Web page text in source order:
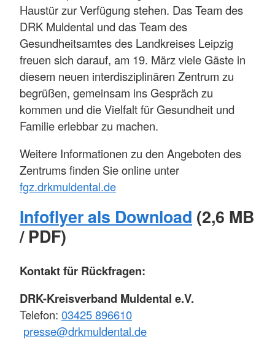
Haustür zur Verfügung stehen. Das Team des
DRK Muldental und das Team des
Gesundheitsamtes des Landkreises Leipzig
freuen sich darauf, am 19. März viele Gäste in
diesem neuen interdisziplinären Zentrum zu
begrüßen, gemeinsam ins Gespräch zu
kommen und die Vielfalt für Gesundheit und
Familie erlebbar zu machen.
Weitere Informationen zu den Angeboten des
Zentrums finden Sie online unter
fgz.drkmuldental.de
Infoflyer als Download (2,6 MB
/ PDF)
Kontakt für Rückfragen:
DRK-Kreisverband Muldental e.V.
Telefon: 03425 896610
presse@drkmuldental.de